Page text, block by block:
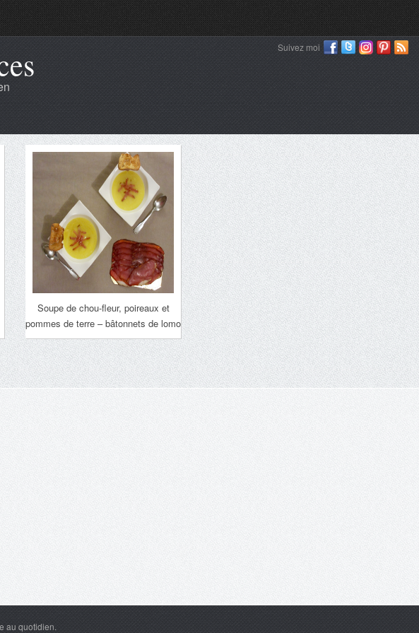
Suivez moi
Soupe de chou-fleur, poireaux et
pommes de terre – bâtonnets de lomo
au quotidien.